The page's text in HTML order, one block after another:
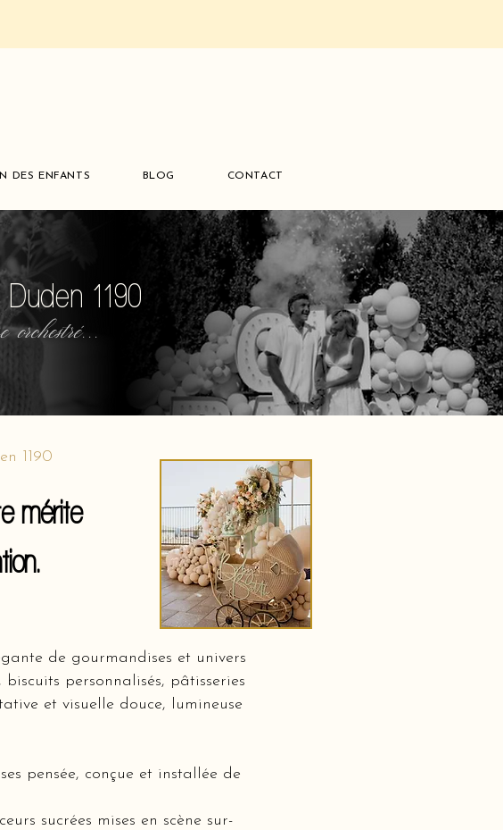
DES ENFANTS BLOG CONTACT
1190
1190
mérite
de gourmandises et univers
personnalisés, pâtisseries
et visuelle douce, lumineuse
pensée, conçue et installée de
sucrées mises en scène sur-